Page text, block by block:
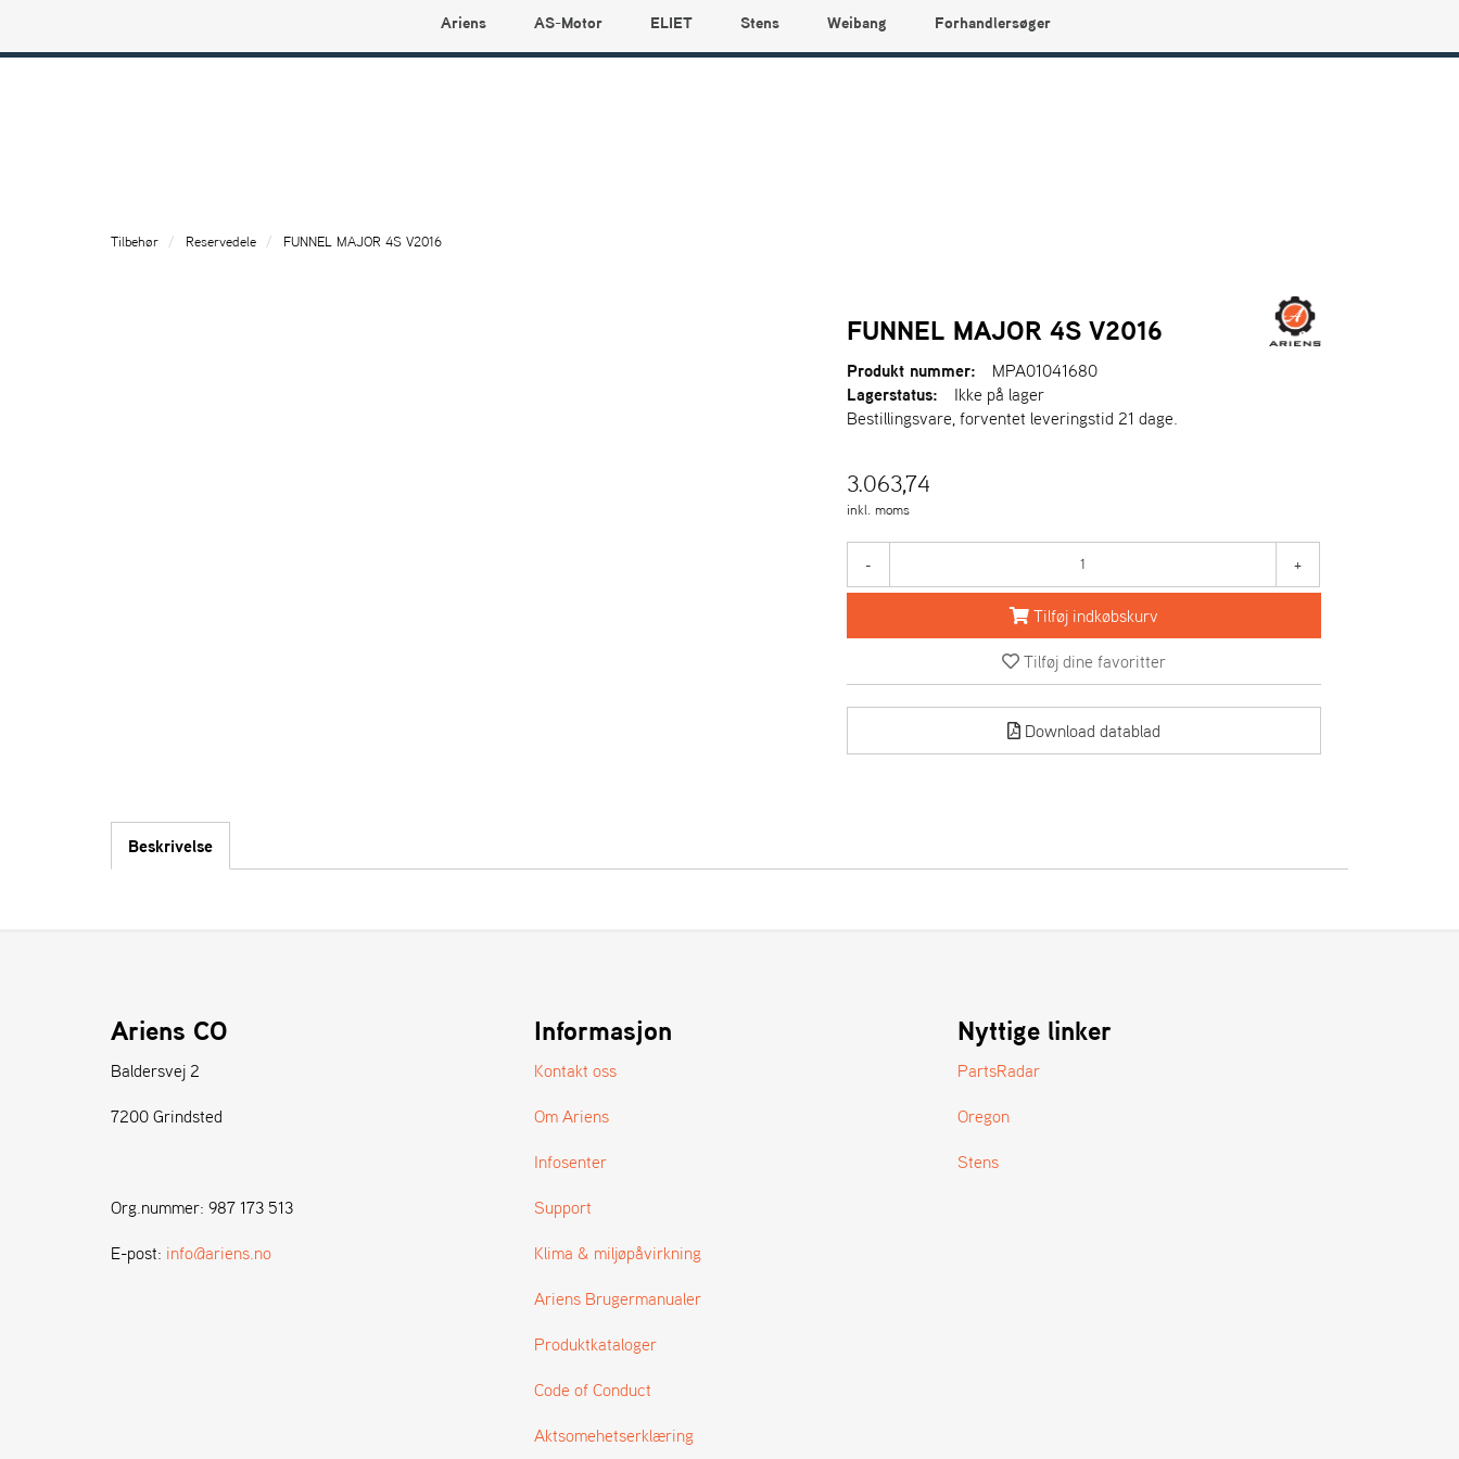
Ariens AS-Motor ELIET Stens Weibang Forhandlersøger
Tilbehør Reservedele FUNNEL MAJOR 4S V2016
FUNNEL MAJOR 4S V2016
Produkt nummer:
MPA01041680
Lagerstatus:
Ikke på lager
Bestillingsvare, forventet leveringstid 21 dage.
3.063,74
inkl. moms
- +
Tilføj indkøbskurv
Tilføj dine favoritter
Download datablad
Beskrivelse
Ariens CO
Baldersvej 2
7200 Grindsted
Org.nummer: 987 173 513
E-post: info@ariens.no
Informasjon
Kontakt oss
Om Ariens
Infosenter
Support
Klima & miljøpåvirkning
Ariens Brugermanualer
Produktkataloger
Code of Conduct
Aktsomehetserklæring
Nyttige linker
PartsRadar
Oregon
Stens